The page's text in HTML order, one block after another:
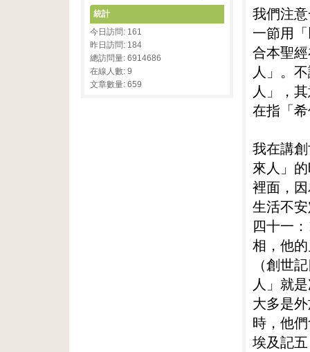
我們注
一節用
合本聖
人」。
人」，
在指「
我在講
來人」
裡面，
生活不
四十一
相，他
（創世
人」就
大多是
時，他
埃及記
統計
今日訪問: 161
昨日訪問: 184
總訪問量: 6914686
在線人數: 9
文章數量: 659